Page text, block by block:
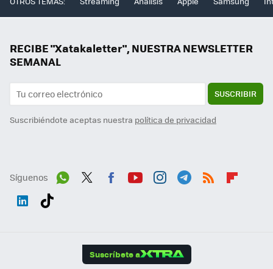
RECIBE "Xatakaletter", NUESTRA NEWSLETTER
SEMANAL
SUSCRIBIR
Suscribiéndote aceptas nuestra política de privacidad
Síguenos
Suscríbete a